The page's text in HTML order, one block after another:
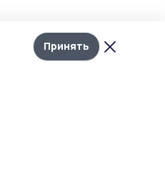
Лента
новостей
Принять